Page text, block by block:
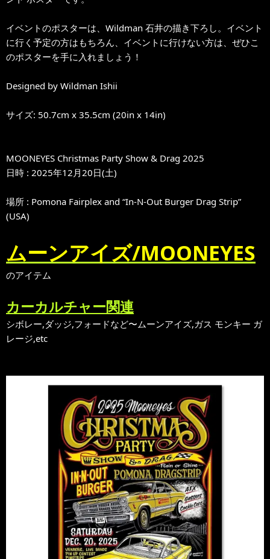
イベントのポスターは、Wildman 石井の描き下ろし。イベント
に行く予定の方はもちろん、イベントに行けない方は、ぜひこ
のポスターを手に入れましょう！
Designed by Wildman Ishii
サイズ: 50.7cm x 35.5cm (20in x 14in)
MOONEYES Christmas Party Show & Drag 2025
日時 : 2025年12月20日(土)
場所 : Pomona Fairplex and “In-N-Out Burger Drag Strip”
(USA)
ムーンアイズ/MOONEYES
のアイテム
カーカルチャー関連
シボレー,ダッジ,フォードなど〜ムーンアイズ,ガス モンキー ガ
レージ,etc